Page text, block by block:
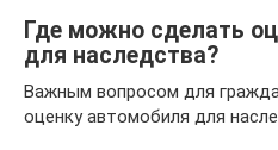
Где можно сделать
для наследства?
Важным вопросом для
оценку автомобиля для